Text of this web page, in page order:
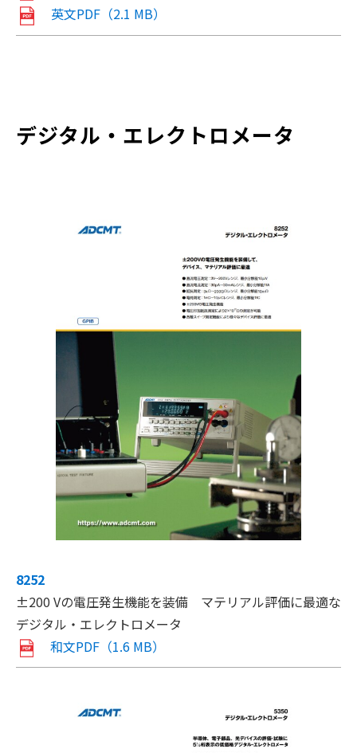
英文PDF（2.1 MB）
デジタル・エレクトロメータ
8252
±200 Vの電圧発生機能を装備 マテリアル評価に最適な
デジタル・エレクトロメータ
和文PDF（1.6 MB）